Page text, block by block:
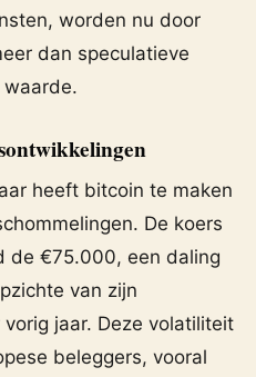
worden nu door
dan speculatieve
heeft bitcoin te maken
De koers
de €75.000, een daling
van zijn
jaar. Deze volatiliteit
beleggers, vooral